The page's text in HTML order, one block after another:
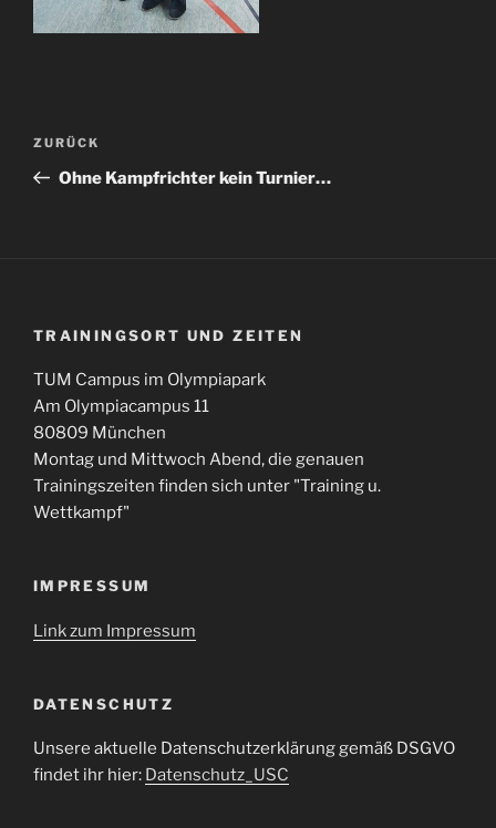
Beitragsnavigation
Vorheriger
Beitrag
ZURÜCK
Ohne Kampfrichter kein Turnier…
TRAININGSORT UND ZEITEN
TUM Campus im Olympiapark
Am Olympiacampus 11
80809 München
Montag und Mittwoch Abend, die genauen
Trainingszeiten finden sich unter "Training u.
Wettkampf"
IMPRESSUM
Link zum Impressum
DATENSCHUTZ
Unsere aktuelle Datenschutzerklärung gemäß DSGVO
findet ihr hier: Datenschutz_USC